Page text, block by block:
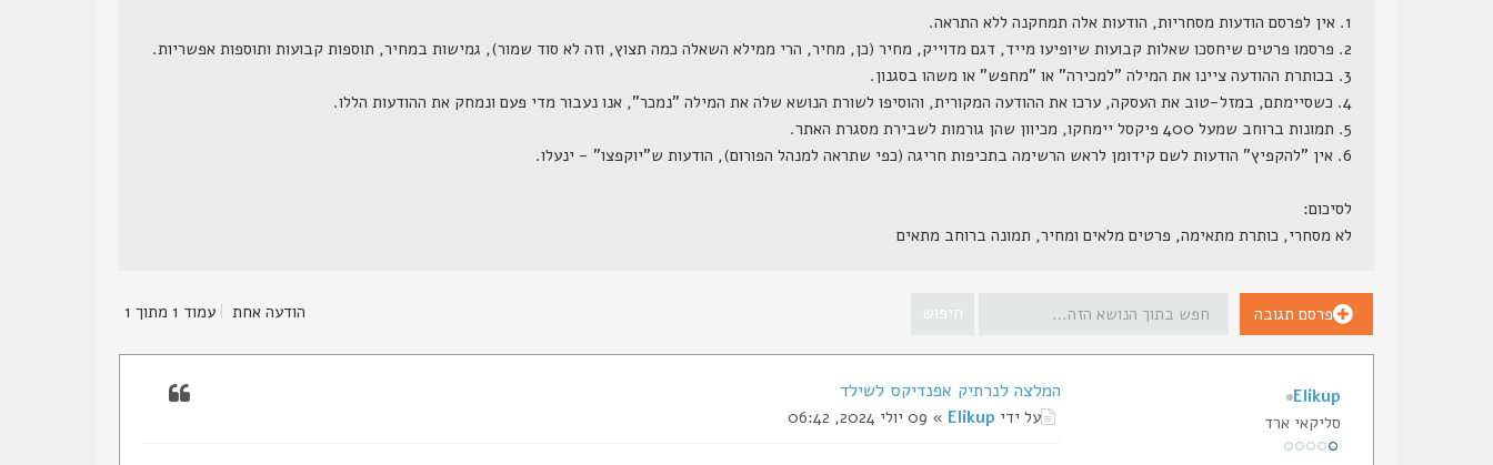
1. אין לפרסם הודעות מסחריות, הודעות אלה תמחקנה ללא התראה.
2. פרסמו פרטים שיחסכו שאלות קבועות שיופיעו מייד, דגם מדוייק, מחיר (כן, מחיר, הרי ממילא השאלה כמה תצוץ, וזה לא סוד שמור), גמישות במחיר, תוספות קבועות ותוספות אפשריות.
3. בכותרת ההודעה ציינו את המילה "למכירה" או "מחפש" או משהו בסגנון.
4. כשסיימתם, במזל-טוב את העסקה, ערכו את ההודעה המקורית, והוסיפו לשורת הנושא שלה את המילה "נמכר", אנו נעבור מדי פעם ונמחק את ההודעות הללו.
5. תמונות ברוחב שמעל 400 פיקסל יימחקו, מכיוון שהן גורמות לשבירת מסגרת האתר.
6. אין "להקפיץ" הודעות לשם קידומן לראש הרשימה בתכיפות חריגה (כפי שתראה למנהל הפורום), הודעות ש"יוקפצו" - ינעלו.
לסיכום:
לא מסחרי, כותרת מתאימה, פרטים מלאים ומחיר, תמונה ברוחב מתאים
פרסם תגובה הודעה אחת | עמוד 1 מתוך 1
המלצה לנרתיק אפנדיקס לשילד
על ידי Elikup » 09 יולי 2024, 06:42
Elikup
סליקאי ארד